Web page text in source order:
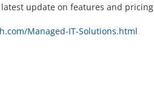
update on features and pricing
Managed-IT-Solutions.html